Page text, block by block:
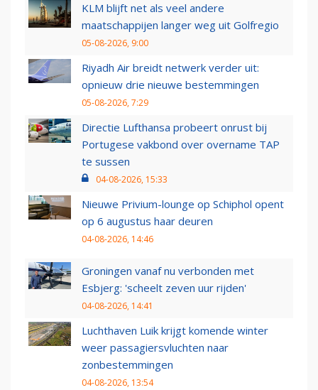
KLM blijft net als veel andere
maatschappijen langer weg uit Golfregio
05-08-2026, 9:00
Riyadh Air breidt netwerk verder uit:
opnieuw drie nieuwe bestemmingen
05-08-2026, 7:29
Directie Lufthansa probeert onrust bij
Portugese vakbond over overname TAP
te sussen
04-08-2026, 15:33
Nieuwe Privium-lounge op Schiphol opent
op 6 augustus haar deuren
04-08-2026, 14:46
Groningen vanaf nu verbonden met
Esbjerg: 'scheelt zeven uur rijden'
04-08-2026, 14:41
Luchthaven Luik krijgt komende winter
weer passagiersvluchten naar
zonbestemmingen
04-08-2026, 13:54